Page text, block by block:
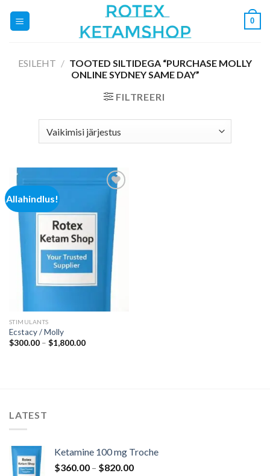
0
ESILEHT / TOOTED SILTIDEGA “PURCHASE MOLLY
ONLINE SYDNEY SAME DAY”
FILTREERI
Allahindlus!
Add to
wishlist
STIMULANTS
Ecstacy / Molly
$300.00 – $1,800.00Hinnavahemik:
LATEST
Ketamine 100 mg Troche
$360.00 – $820.00Hinnavahemik: